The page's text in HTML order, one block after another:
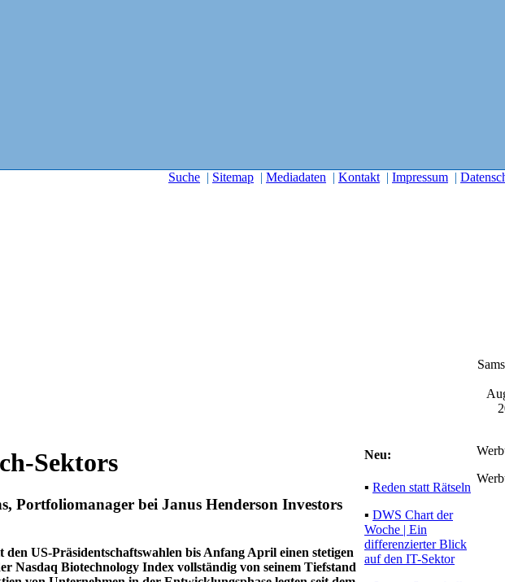
Suche | Sitemap | Mediadaten | Kontakt | Impressum |
Sektors
Portfoliomanager bei Janus Henderson Investors
US-Präsidentschaftswahlen bis Anfang April einen stetigen
Nasdaq Biotechnology Index vollständig von seinem Tiefstand
Neu:
▪ Reden statt Rätseln
▪ DWS Chart der
Woche | Ein
differenzierter Blick
auf den IT-Sektor